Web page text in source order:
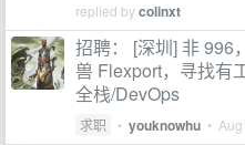
replied bycolinxt
招聘： [深圳] 非 996
兽 Flexport，寻找有
全栈/DevOps
求职 • youknowhu •